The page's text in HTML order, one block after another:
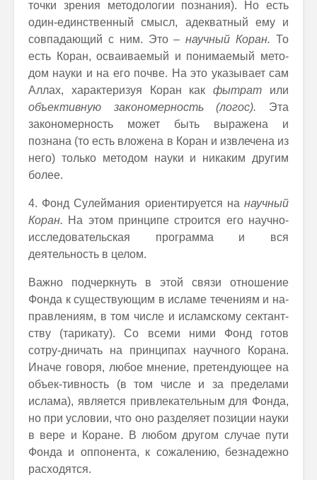
точки зрения методологии познания). Но есть
один-единственный смысл, адекватный ему и
совпадающий с ним. Это –научный Коран. То
есть Коран, осваиваемый и понимаемый мето-
дом науки и на его почве. На это указывает сам
Аллах, характеризуя Коран какфытрат или
объективную закономерность (логос). Эта
закономерность может быть выражена и
познана (то есть вложена в Коран и извлечена из
него) только методом науки и никаким другим
более.
4. Фонд Сулеймания ориентируется на научный
Коран. На этом принципе строится его научно-
исследовательская программа и вся
деятельность в целом.
Важно подчеркнуть в этой связи отношение
Фонда к существующим в исламе течениям и на-
правлениям, в том числе и исламскому сектант-
ству (тарикату). Со всеми ними Фонд готов
сотру-дничать на принципах научного Корана.
Иначе говоря, любое мнение, претендующее на
объек-тивность (в том числе и за пределами
ислама), является привлекательным для Фонда,
но при условии, что оно разделяет позиции науки
в вере и Коране. В любом другом случае пути
Фонда и оппонента, к сожалению, безнадежно
расходятся.